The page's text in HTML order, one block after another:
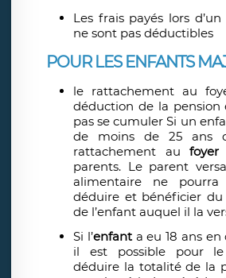
Les frais payés lors
ne sont pas déductibles
POUR LES ENFANTS
le rattachement au
déduction de la pension
pas se cumuler Si un
de moins de 25 ans
rattachement au
foyer
parents. Le parent
alimentaire ne
déduire et bénéficier
de l’enfant auquel il la
Si l’enfant a eu 18 ans en
il est possible pour
déduire la totalité de la